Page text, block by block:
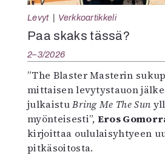
Levyt Verkkoartikkeli
Paa skaks tässä?
2–3/2026
”The Blaster Masterin
mittaisen levytystauon
julkaistuBring Me The Sun
myönteisesti”, Eros
kirjoittaa oululaisyhtyeen
pitkäsoitosta.